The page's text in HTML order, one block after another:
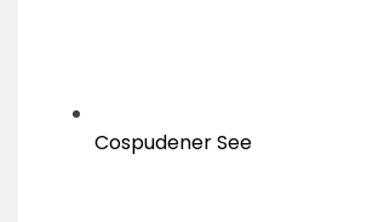
Cospudener See